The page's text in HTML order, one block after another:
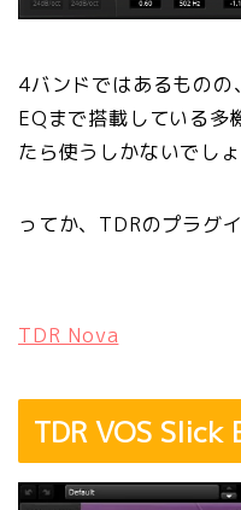
4バンドではあるもの
EQまで搭載している多
たら使うしかないでしょ
ってか、TDRのプラグ
TDR Nova
TDR VOS Slick